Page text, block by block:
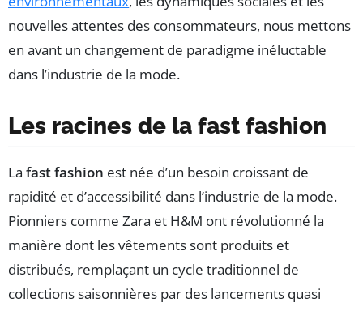
nouvelles attentes des consommateurs, nous mettons
en avant un changement de paradigme inéluctable
dans l’industrie de la mode.
Les racines de la fast fashion
La fast fashion est née d’un besoin croissant de
rapidité et d’accessibilité dans l’industrie de la mode.
Pionniers comme Zara et H&M ont révolutionné la
manière dont les vêtements sont produits et
distribués, remplaçant un cycle traditionnel de
collections saisonnières par des lancements quasi